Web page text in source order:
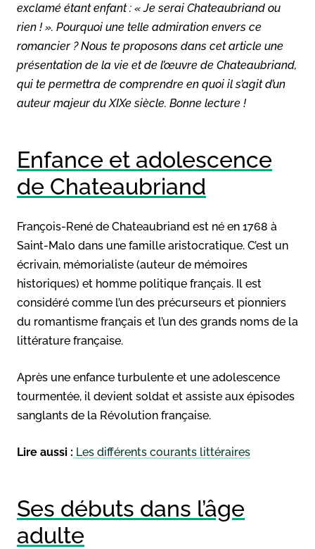
exclamé étant enfant : « Je serai Chateaubriand ou
rien ! ». Pourquoi une telle admiration envers ce
romancier ? Nous te proposons dans cet article une
présentation de la vie et de l’œuvre de Chateaubriand,
qui te permettra de comprendre en quoi il s’agit d’un
auteur majeur du XIXe siècle. Bonne lecture !
Enfance et adolescence
de Chateaubriand
François-René de Chateaubriand est né en 1768 à
Saint-Malo dans une famille aristocratique. C’est un
écrivain, mémorialiste (auteur de mémoires
historiques) et homme politique français. Il est
considéré comme l’un des précurseurs et pionniers
du romantisme français et l’un des grands noms de la
littérature française.
Après une enfance turbulente et une adolescence
tourmentée, il devient soldat et assiste aux épisodes
sanglants de la Révolution française.
Lire aussi : Les différents courants littéraires
Ses débuts dans l’âge
adulte